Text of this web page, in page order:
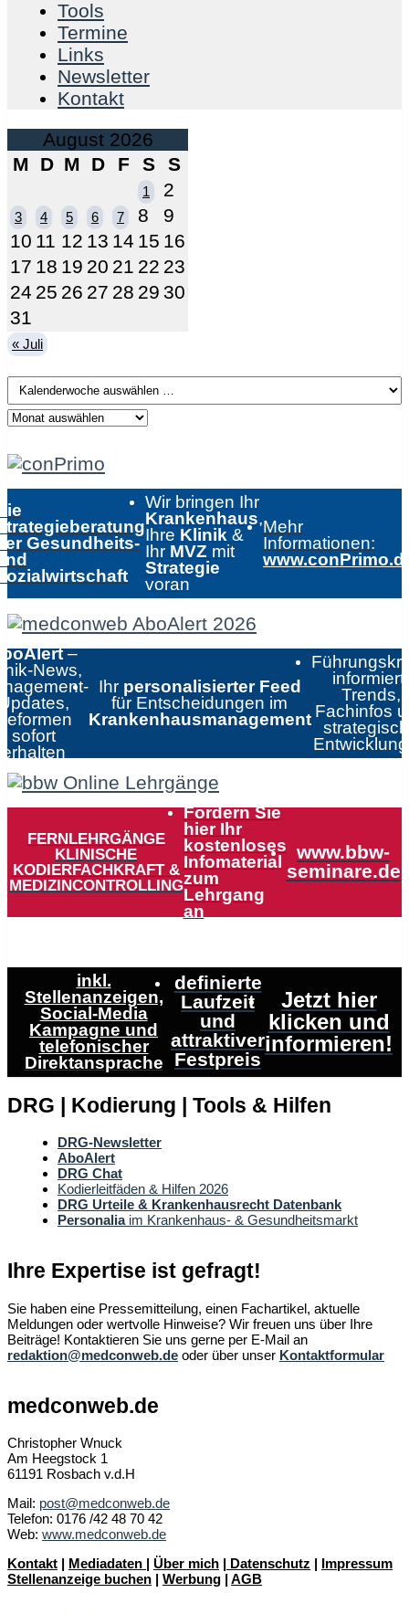
Tools
Termine
Links
Newsletter
Kontakt
August 2026
M
D M D F S S
1 2
3 4 5 6 7 8
9
10 11 12 13 14 15 16
17 18 19 20 21 22 23
24 25 26 27 28 29 30
31
« Juli
Gesundheits-
Wir bringen Ihr
Krankenhaus,
Ihre Klinik &
Ihr MVZ mit
Strategie
voran
Mehr
Informationen:
–
News,
sofort
erhalten
Ihr personalisierter Feed
für Entscheidungen im
Krankenhausmanagement
informiert:
Trends,
Fachinfos
FERNLEHRGÄNGE
KLINISCHE
KODIERFACHKRAFT &
MEDIZINCONTROLLING
Fordern Sie
hier Ihr
kostenloses
Infomaterial
zum
Lehrgang
an
www.bbw-
seminare.de
inkl.
Stellenanzeigen,
Social-Media
Kampagne und
telefonischer
Direktansprache
definierte
Laufzeit
und
attraktiver
Festpreis
Jetzt hier
klicken und
informieren!
DRG | Kodierung | Tools & Hilfen
DRG-Newsletter
AboAlert
DRG Chat
Kodierleitfäden & Hilfen 2026
DRG Urteile & Krankenhausrecht Datenbank
Personaliaim Krankenhaus- & Gesundheitsmarkt
Ihre Expertise ist gefragt!
Sie haben eine Pressemitteilung, einen Fachartikel, aktuelle
Meldungen oder wertvolle Hinweise? Wir freuen uns über Ihre
Beiträge! Kontaktieren Sie uns gerne per E-Mail an
redaktion@medconweb.de oder über unser Kontaktformular
medconweb.de
Christopher Wnuck
Am Heegstock 1
61191 Rosbach v.d.H
Mail: post@medconweb.de
Telefon: 0176 /42 48 70 42
Web: www.medconweb.de
Kontakt | Mediadaten | Über mich | Datenschutz | Impressum
Stellenanzeige buchen | Werbung | AGB